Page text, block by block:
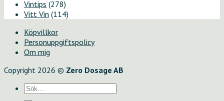
Vintips (278)
Vitt Vin (114)
Köpvillkor
Personuppgiftspolicy
Om mig
Copyright 2026 © Zero Dosage AB
Sök